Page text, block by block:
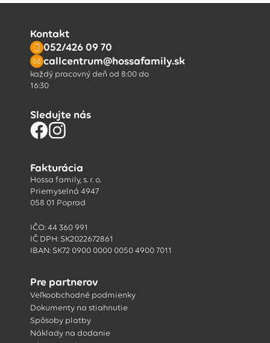
Kontakt
052/426 09 70
callcentrum@hossafamily.sk
každý pracovný deň od 8:00 do
16:30
Sledujte nás
Fakturácia
Hossa family, s. r. o.
Priemyselná 4947
058 01 Poprad
IČO: 44 360 991
IČ DPH: SK2022672861
IBAN: SK72 0900 0000 0050 4900 7011
Pre partnerov
Veľkoobchodné podmienky
Dokumenty na stiahnutie
Spôsoby platby
Náklady na dodanie